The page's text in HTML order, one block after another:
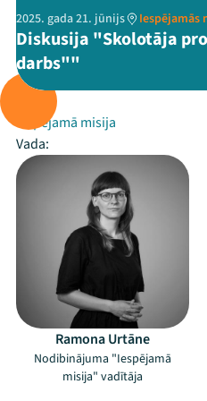
2025. gada 21. jūnijs Iespējamās
Diskusija "Skolotāja
darbs""
Iespējamā misija
Vada:
Ramona Urtāne
Nodibinājuma "Iespējamā
misija" vadītāja